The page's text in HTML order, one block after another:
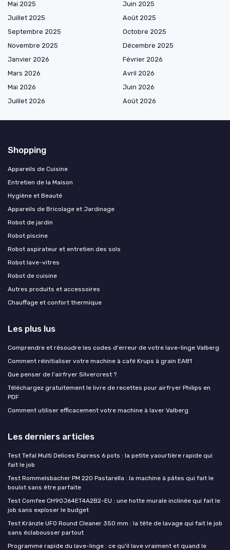
Mai 2025
Juin 2025
Juillet 2025
Août 2025
Septembre 2025
Octobre 2025
Novembre 2025
Décembre 2025
Janvier 2026
Février 2026
Mars 2026
Avril 2026
Mai 2026
Juin 2026
Juillet 2026
Août 2026
Shopping
Appareils de Cuisine
Entretien de la Maison
Hygiène et Beauté
Appareils de Bricolage et Jardinage
Robot de jardin
Robot piscine
Robot aspirateur et entretien des sols
Robot lave-vitres
Robot de cuisine
Autres produits et accessoires
Chauffage et confort thermique
Les plus lus
Comprendre et résoudre les codes d'erreur de votre lave-linge Valberg
Comment réinitialiser votre machine à café Krups à grain EA81
Que penser de l'airfryer Silvercrest ?
Téléchargez gratuitement le livre de recettes pour airfryer Philips en
PDF
Comment utiliser efficacement votre machine à laver Valberg
Les derniers articles
Test Tefal Multi Delices Express 6 pots : la petite yaourtière rapide qui
fait le job
Test Rommelsbacher PM 220 Pastarella : la machine à pâtes qui fait le
boulot sans être parfaite
Test Comfee CH90J64ET4A2B2-EU : une hotte murale inclinée qui fait le
job sans exploser le budget
Test Kränzle UFO Round Cleaner 350 mm : la tête de lavage qui fait le job
sans éclabousser partout
Programme rapide du lave-linge : ce qu'il lave vraiment et quand le